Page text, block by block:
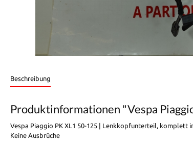
Beschreibung
Produktinformationen "Vespa
Vespa Piaggio PK XL1 50-125 | Lenkkopfunterteil, komplett
Keine Ausbrüche